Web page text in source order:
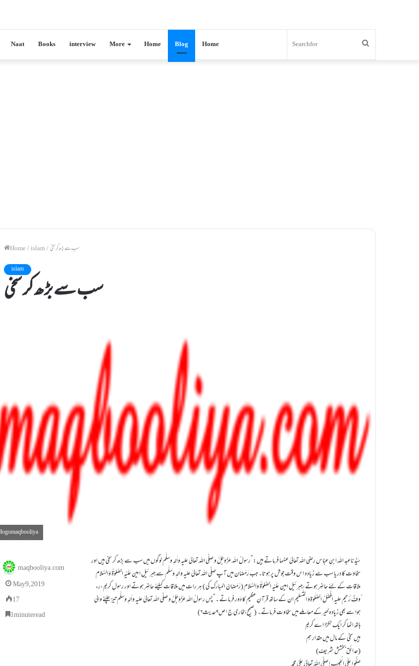
Naat Books interview More Home Blog Home
Home/islam/سب سے بڑھ کر سخی
islam
سب سے بڑھ کر سخی
logomaqbooliya
سَیِّدُناعبد اللہ ابنِ عبّاس رضی اللہ تعالیٰ عنہما فرماتے ہیں:”رسولُ اللہ عَزَّوَجَلَّ و صلَّی اللہ تعالیٰ علیہ واٰلہٖ وسلَّم لوگوں میں سب سے بڑھ کر سخی ہیں اور
سخاوت کا دریا سب سے زیادہ اس وقت جوش پر ہوتا۔ جب رَمَضان میں آپ صلَّی اللہ تعالیٰ علیہ واٰلہٖ وسلَّم سے جبر ئیلِ ا مین عَلَیْہِ الصَّلوٰۃُ وَالسَّلام
ملاقات کے لئے حاضِر ہوتے،جبرئیلِ امین عَلَیْہِ الصَّلوٰۃُ وَالسَّلام (رَمَضانُ المبارَک کی ) ہر رات میں ملاقات کیلئے حاضِر ہوتے اور رسولِ کریم،رء
ُوفٌ رَّحیم علیہ اَفْضَلُ الصَّلٰوۃِوَ التَّسلیم ان کے ساتھ قرآنِ عظیم کا دَور فرماتے ۔”پس رسولُ اللہ عَزَّوَجَلَّ و صلَّی اللہ تعالیٰ علیہ واٰلہٖ وسلَّم تیز چلنے والی
ہوا سے بھی زیادہ خیر کے معاملے میں سخاوت فرماتے۔ (صحیح بخاری ج۱ص۹حدیث۶)
ہاتھ اٹھا کر ایک ٹکڑا اے کریم
ہیں سخی کے مال میں حقدار ہم
(حدائق بخشش شریف)
maqbooliya.com
May 9, 2019
17
1 minute read